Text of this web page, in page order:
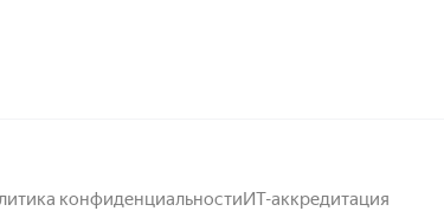
конфиденциальностиИТ-аккредитация